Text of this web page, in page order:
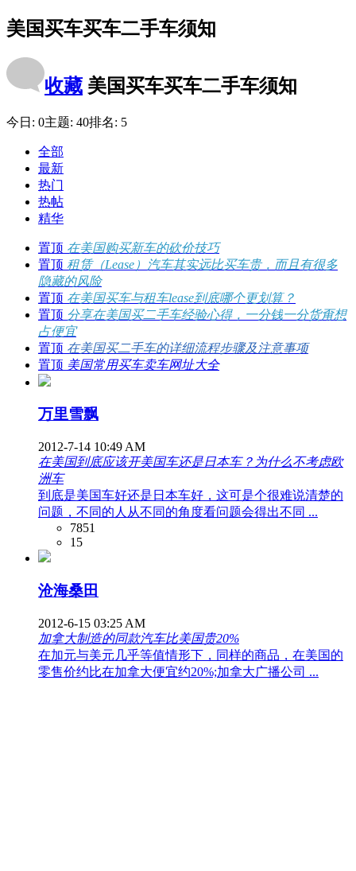
美国买车买车二手车须知
收藏 美国买车买车二手车须知
今日: 0主题: 40排名: 5
全部
最新
热门
热帖
精华
置顶 在美国购买新车的砍价技巧
置顶 租赁（Lease）汽车其实远比买车贵，而且有很多
隐藏的风险
置顶 在美国买车与租车lease到底哪个更划算？
置顶 分享在美国买二手车经验心得，一分钱一分货甭想
占便宜
置顶 在美国买二手车的详细流程步骤及注意事项
置顶 美国常用买车卖车网址大全
万里雪飘
2012-7-14 10:49 AM
在美国到底应该开美国车还是日本车？为什么不考虑欧
洲车
到底是美国车好还是日本车好，这可是个很难说清楚的
问题，不同的人从不同的角度看问题会得出不同 ...
7851
15
沧海桑田
2012-6-15 03:25 AM
加拿大制造的同款汽车比美国贵20%
在加元与美元几乎等值情形下，同样的商品，在美国的
零售价约比在加拿大便宜约20%;加拿大广播公司 ...